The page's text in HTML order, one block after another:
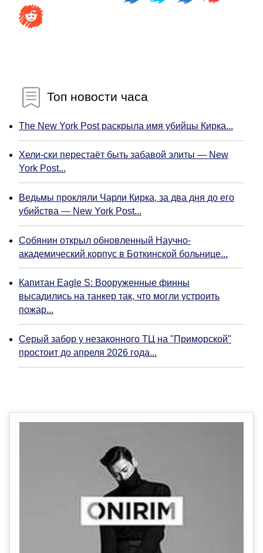
Топ новости часа
The New York Post раскрыла имя убийцы Кирка...
Хели-ски перестаёт быть забавой элиты — New
York Post...
Ведьмы прокляли Чарли Кирка, за два дня до его
убийства — New York Post...
Собянин открыл обновленный Научно-
академический корпус в Боткинской больнице...
Капитан Eagle S: Вооруженные финны
высадились на танкер так, что могли устроить
пожар...
Серый забор у незаконного ТЦ на "Приморской"
простоит до апреля 2026 года...